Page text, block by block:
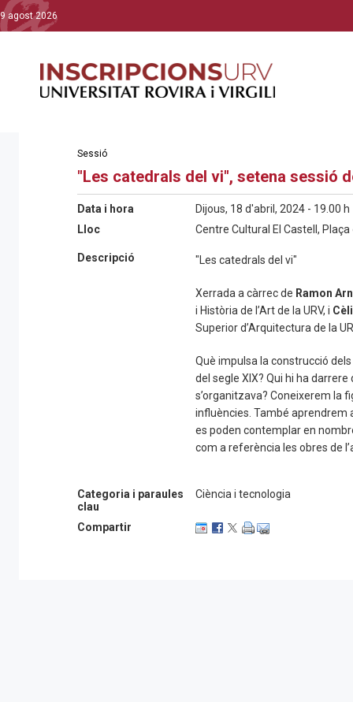
9 agost 2026
Sessió
"Les catedrals del vi", setena sessió
Data i hora
Dijous, 18 d'abril, 2024 - 19.00 h
Lloc
Centre Cultural El Castell,
Descripció "Les catedrals del vi"
Xerrada a càrrec de Ramon
i Història de l’Art de la URV, i
Superior d’Arquitectura de la
Què impulsa la construcció
del segle XIX? Qui hi ha
s’organitzava? Coneixerem la
influències. També
es poden contemplar en
com a referència les obres de
Categoria i paraules
clau
Ciència i tecnologia
Compartir